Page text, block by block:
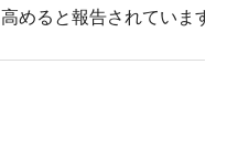
高めると報告されています